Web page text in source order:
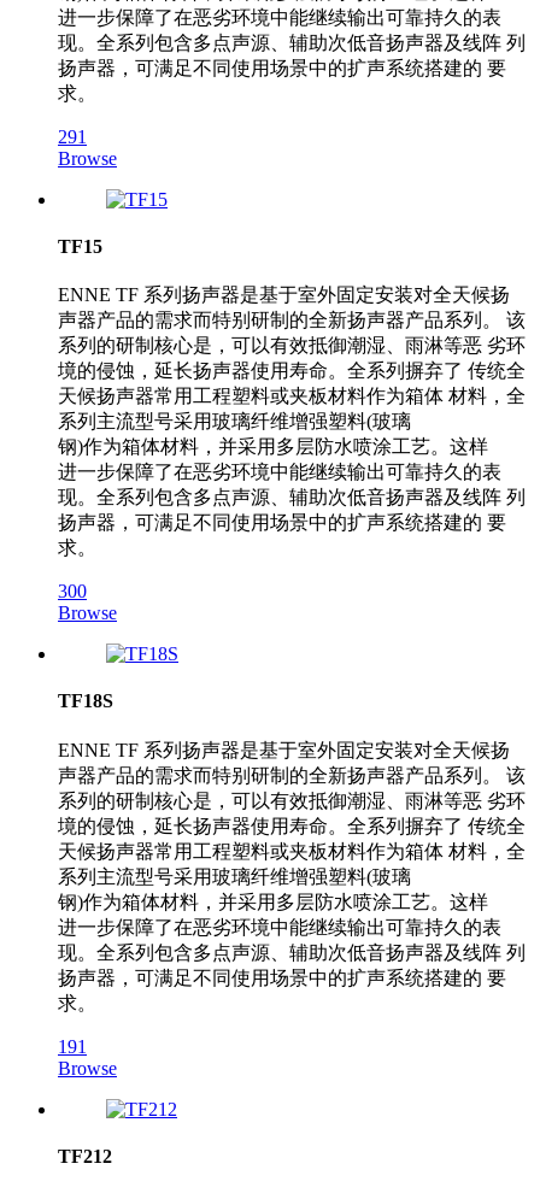
进一步保障了在恶劣环境中能继续输出可靠持久的表
现。全系列包含多点声源、辅助次低音扬声器及线阵 列
扬声器，可满足不同使用场景中的扩声系统搭建的 要
求。
291
Browse
TF15
ENNE TF 系列扬声器是基于室外固定安装对全天候扬
声器产品的需求而特别研制的全新扬声器产品系列。 该
系列的研制核心是，可以有效抵御潮湿、雨淋等恶 劣环
境的侵蚀，延长扬声器使用寿命。全系列摒弃了 传统全
天候扬声器常用工程塑料或夹板材料作为箱体 材料，全
系列主流型号采用玻璃纤维增强塑料(玻璃
钢)作为箱体材料，并采用多层防水喷涂工艺。这样
进一步保障了在恶劣环境中能继续输出可靠持久的表
现。全系列包含多点声源、辅助次低音扬声器及线阵 列
扬声器，可满足不同使用场景中的扩声系统搭建的 要
求。
300
Browse
TF18S
ENNE TF 系列扬声器是基于室外固定安装对全天候扬
声器产品的需求而特别研制的全新扬声器产品系列。 该
系列的研制核心是，可以有效抵御潮湿、雨淋等恶 劣环
境的侵蚀，延长扬声器使用寿命。全系列摒弃了 传统全
天候扬声器常用工程塑料或夹板材料作为箱体 材料，全
系列主流型号采用玻璃纤维增强塑料(玻璃
钢)作为箱体材料，并采用多层防水喷涂工艺。这样
进一步保障了在恶劣环境中能继续输出可靠持久的表
现。全系列包含多点声源、辅助次低音扬声器及线阵 列
扬声器，可满足不同使用场景中的扩声系统搭建的 要
求。
191
Browse
TF212